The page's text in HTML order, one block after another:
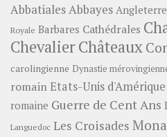
Abbatiales Abbayes Angleterre
Royale Barbares Cathédrales
ChevalierChâteaux
carolingienne Dynastie
romainEtats-Unis d'Amérique
romaine Guerre de Cent Ans
Languedoc Les Croisades